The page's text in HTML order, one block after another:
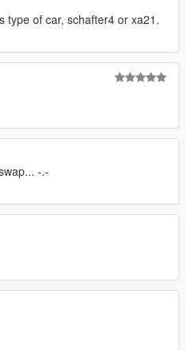
type of car, schafter4 or xa21.
-.-